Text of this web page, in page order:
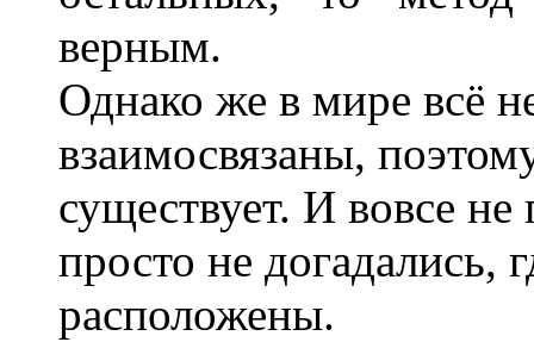
верным.
Однако же в мире всё
взаимосвязаны,
существует. И вовсе
просто не догадались,
расположены.